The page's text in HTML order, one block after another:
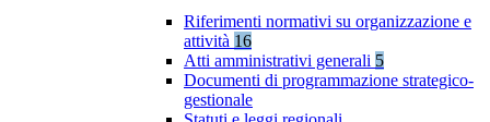
Riferimenti normativi su organizzazione e
attività 16
Atti amministrativi generali 5
Documenti di programmazione strategico-
gestionale